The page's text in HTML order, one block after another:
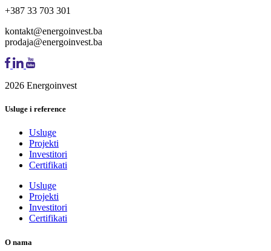
+387 33 703 301
kontakt@energoinvest.ba
prodaja@energoinvest.ba
2026 Energoinvest
Usluge i reference
Usluge
Projekti
Investitori
Certifikati
Usluge
Projekti
Investitori
Certifikati
O nama